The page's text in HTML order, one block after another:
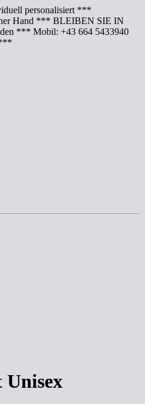
personalisiert ***
Hand *** BLEIBEN SIE IN
*** Mobil: +43 664 5433940
Unisex